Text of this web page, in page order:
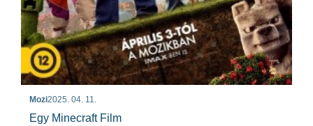
Mozi2025. 04. 11.
Egy Minecraft Film